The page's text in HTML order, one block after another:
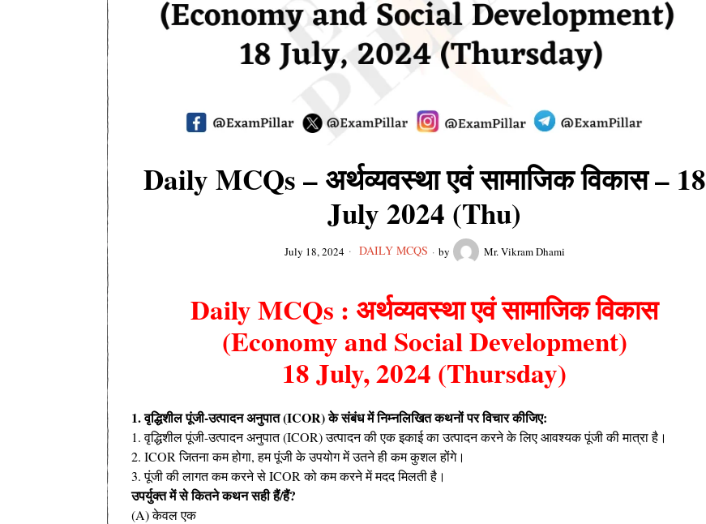
Daily MCQs – अर्थव्यवस्था एवं सामाजिक विकास – 18
July 2024 (Thu)
July 18, 2024 DAILY MCQS by Mr. Vikram Dhami
Daily MCQs : अर्थव्यवस्था एवं सामाजिक विकास
(Economy and Social Development)
18 July, 2024 (Thursday)
1. वृद्धिशील पूंजी-उत्पादन अनुपात (ICOR) के संबंध में निम्नलिखित कथनों पर विचार कीजिए:
1. वृद्धिशील पूंजी-उत्पादन अनुपात (ICOR) उत्पादन की एक इकाई का उत्पादन करने के लिए आवश्यक पूंजी की मात्रा है।
2. ICOR जितना कम होगा, हम पूंजी के उपयोग में उतने ही कम कुशल होंगे।
3. पूंजी की लागत कम करने से ICOR को कम करने में मदद मिलती है।
उपर्युक्त में से कितने कथन सही हैं/हैं?
(A) केवल एक